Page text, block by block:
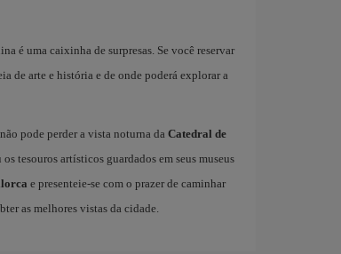
é uma caixinha de surpresas. Se você reservar
de arte e história e de onde poderá explorar a
pode perder a vista noturna da Catedral de
os tesouros artísticos guardados em seus museus
e presenteie-se com o prazer de caminhar
as melhores vistas da cidade.